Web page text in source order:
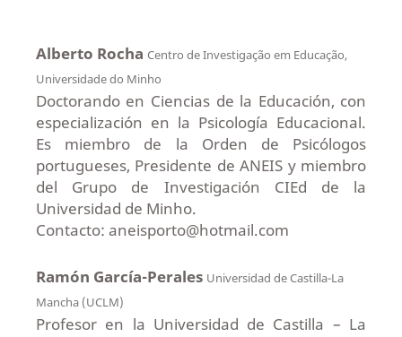
Alberto Rocha Centro de Investigação em Educação,
Universidade do Minho
Doctorando en Ciencias de la Educación, con
especialización en la Psicología Educacional.
Es miembro de la Orden de Psicólogos
portugueses, Presidente de ANEIS y miembro
del Grupo de Investigación CIEd de la
Universidad de Minho.
Contacto: aneisporto@hotmail.com
Ramón García-Perales Universidad de Castilla-La
Mancha (UCLM)
Profesor en la Universidad de Castilla – La